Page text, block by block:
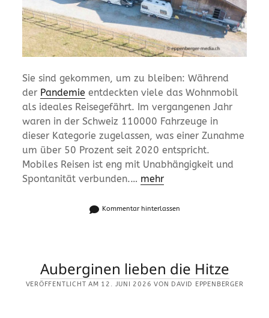
Sie sind gekommen, um zu bleiben: Während
der Pandemie entdeckten viele das Wohnmobil
als ideales Reisegefährt. Im vergangenen Jahr
waren in der Schweiz 110000 Fahrzeuge in
dieser Kategorie zugelassen, was einer Zunahme
um über 50 Prozent seit 2020 entspricht.
Mobiles Reisen ist eng mit Unabhängigkeit und
Spontanität verbunden.… mehr
Kommentar hinterlassen
Auberginen lieben die Hitze
VERÖFFENTLICHT AM 12. JUNI 2026 VON DAVID EPPENBERGER